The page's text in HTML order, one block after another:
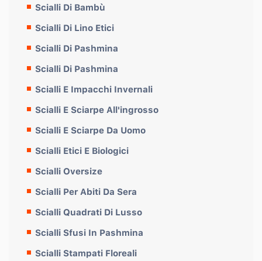
Scialli Di Bambù
Scialli Di Lino Etici
Scialli Di Pashmina
Scialli Di Pashmina
Scialli E Impacchi Invernali
Scialli E Sciarpe All'ingrosso
Scialli E Sciarpe Da Uomo
Scialli Etici E Biologici
Scialli Oversize
Scialli Per Abiti Da Sera
Scialli Quadrati Di Lusso
Scialli Sfusi In Pashmina
Scialli Stampati Floreali